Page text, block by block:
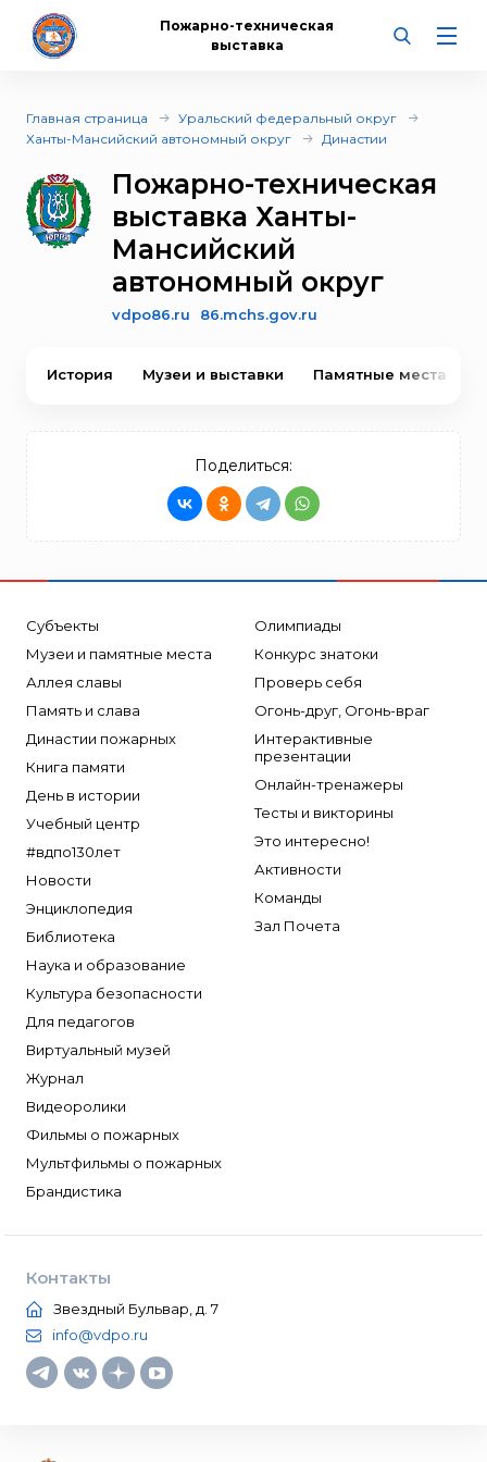
Пожарно-техническая
выставка
Главная страница
Уральский федеральный округ
Ханты-Мансийский автономный округ
Династии
Пожарно-техническая
выставка Ханты-
Мансийский
автономный округ
vdpo86.ru 86.mchs.gov.ru
История Музеи и выставки Памятные места
Поделиться:
Субъекты
Музеи и памятные места
Аллея славы
Память и слава
Династии пожарных
Книга памяти
День в истории
Учебный центр
#вдпо130лет
Новости
Энциклопедия
Библиотека
Наука и образование
Культура безопасности
Для педагогов
Виртуальный музей
Журнал
Видеоролики
Фильмы о пожарных
Мультфильмы о пожарных
Брандистика
Олимпиады
Конкурс знатоки
Проверь себя
Огонь-друг, Огонь-враг
Интерактивные
презентации
Онлайн-тренажеры
Тесты и викторины
Это интересно!
Активности
Команды
Зал Почета
Контакты
Звездный Бульвар, д. 7
info@vdpo.ru